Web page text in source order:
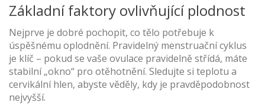
Základní faktory ovlivňující plodnost
Nejprve je dobré pochopit, co tělo potřebuje k
úspěšnému oplodnění. Pravidelný menstruační cyklus
je klíč – pokud se vaše ovulace pravidelně střídá, máte
stabilní „okno“ pro otěhotnění. Sledujte si teplotu a
cervikální hlen, abyste věděly, kdy je pravděpodobnost
nejvyšší.